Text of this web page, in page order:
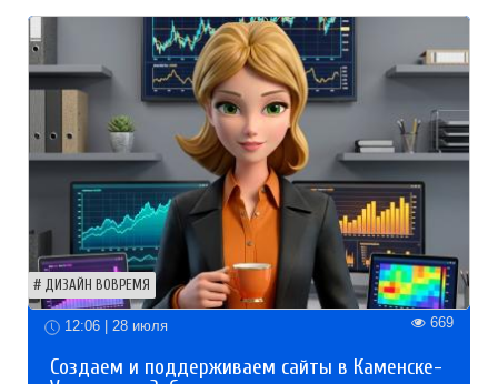
ДИЗАЙН ВОВРЕМЯ
12:06 | 28 июля 669
Создаем и поддерживаем сайты в Каменске-